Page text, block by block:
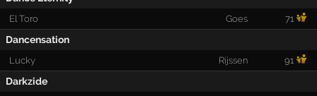
El Toro Goes 71
Dancensation
Lucky Rijssen 91
Darkzide